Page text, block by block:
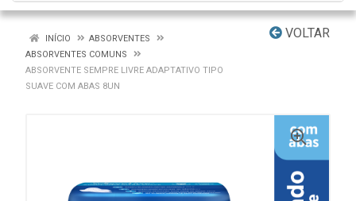
VOLTAR
INÍCIO
ABSORVENTES
ABSORVENTES COMUNS
ABSORVENTE SEMPRE LIVRE ADAPTATIVO TIPO
SUAVE COM ABAS 8UN